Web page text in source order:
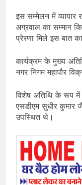
इस सम्मेलन में व्यापार
अग्रवाल का सम्मान
प्रेरणा मिले इस बात
कार्यक्रम के मुख्य
नगर निगम महापौर
विशेष अतिथि के रूप में
एसडीएम सुधीर कुमार
उपस्थित थे।